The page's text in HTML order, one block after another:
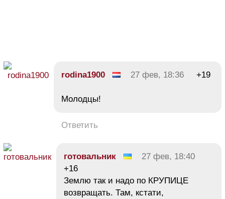
rodina1900 27 фев, 18:36 +19
Молодцы!
Ответить
готовальник
27 фев, 18:40
+16
Землю так и надо по КРУПИЦЕ
возвращать. Там, кстати,